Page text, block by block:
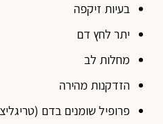
בעיות זיקפה
יתר לחץ דם
מחלות לב
הזדקנות מהירה
פרופיל שומנים בדם